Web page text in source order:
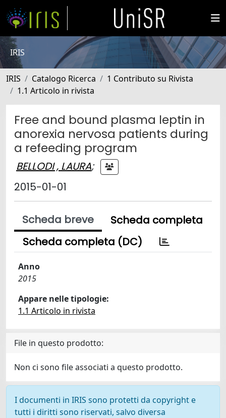
IRIS
IRIS Catalogo Ricerca
1 Contributo su Rivista
1.1 Articolo in rivista
Free and bound plasma leptin in
anorexia nervosa patients during
a refeeding program
BELLODI , LAURA;
2015-01-01
Scheda breve
Scheda completa
Scheda completa (DC)
Anno
2015
Appare nelle tipologie:
1.1 Articolo in rivista
File in questo prodotto:
Non ci sono file associati a questo prodotto.
I documenti in IRIS sono protetti da copyright e
tutti i diritti sono riservati, salvo diversa